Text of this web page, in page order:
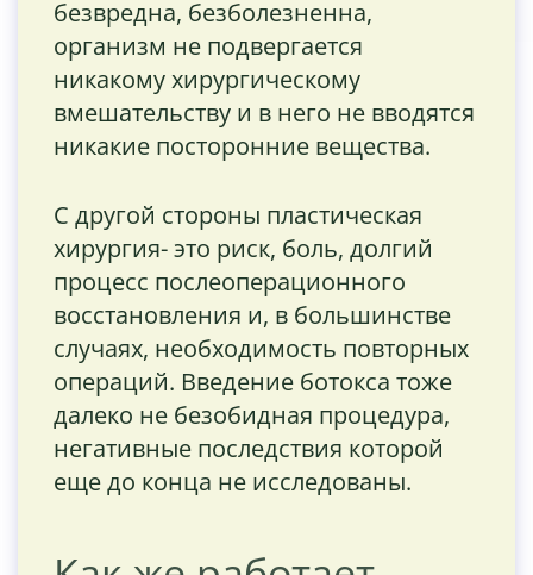
безвредна, безболезненна,
организм не подвергается
никакому хирургическому
вмешательству и в него не вводятся
никакие посторонние вещества.
С другой стороны пластическая
хирургия- это риск, боль, долгий
процесс послеоперационного
восстановления и, в большинстве
случаях, необходимость повторных
операций. Введение ботокса тоже
далеко не безобидная процедура,
негативные последствия которой
еще до конца не исследованы.